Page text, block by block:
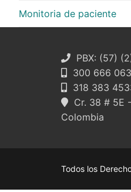
Monitoria de paciente
PBX: (57)
300 666
318 383
Cr. 38 # 5E
Colombia
Todos los